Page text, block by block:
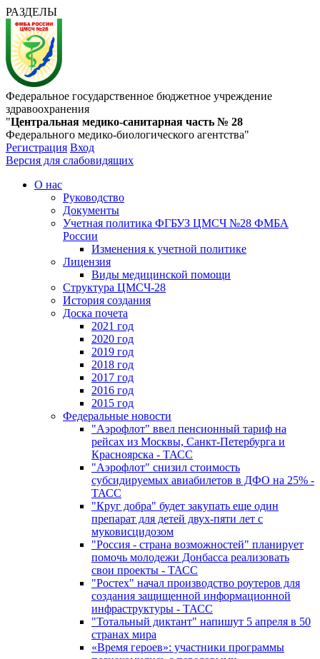
РАЗДЕЛЫ
Федеральное государственное бюджетное учреждение
здравоохранения
"Центральная медико-санитарная часть № 28
Федерального медико-биологического агентства"
Регистрация Вход
Версия для слабовидящих
О нас
Руководство
Документы
Учетная политика ФГБУЗ ЦМСЧ №28 ФМБА
России
Изменения к учетной политике
Лицензия
Виды медицинской помощи
Структура ЦМСЧ-28
История создания
Доска почета
2021 год
2020 год
2019 год
2018 год
2017 год
2016 год
2015 год
Федеральные новости
"Аэрофлот" ввел пенсионный тариф на
рейсах из Москвы, Санкт-Петербурга и
Красноярска - ТАСС
"Аэрофлот" снизил стоимость
субсидируемых авиабилетов в ДФО на 25% -
ТАСС
"Круг добра" будет закупать еще один
препарат для детей двух-пяти лет с
муковисцидозом
"Россия - страна возможностей" планирует
помочь молодежи Донбасса реализовать
свои проекты - ТАСС
"Ростех" начал производство роутеров для
создания защищенной информационной
инфраструктуры - ТАСС
"Тотальный диктант" напишут 5 апреля в 50
странах мира
«Время героев»: участники программы